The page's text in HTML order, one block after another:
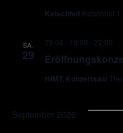
Katschhof Katschhof
SA.
29
29.08 - 19:00 - 22:00
HfMT, Konzertsaal
September 2026